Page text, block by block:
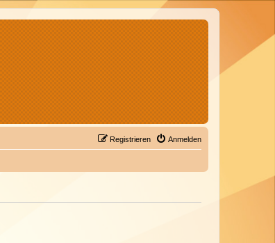
Anmelden
Registrieren